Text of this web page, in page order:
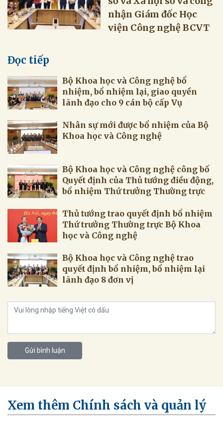
nhận Giám đốc Học
viện Công nghệ BCVT
Đọc tiếp
Bộ Khoa học và Công nghệ bổ
nhiệm, bổ nhiệm lại, giao quyền
lãnh đạo cho 9 cán bộ cấp Vụ
Nhân sự mới được bổ nhiệm của Bộ
Khoa học và Công nghệ
Bộ Khoa học và Công nghệ công bố
Quyết định của Thủ tướng điều động,
bổ nhiệm Thứ trưởng Thường trực
Thủ tướng trao quyết định bổ nhiệm
Thứ trưởng Thường trực Bộ Khoa
học và Công nghệ
Bộ Khoa học và Công nghệ trao
quyết định bổ nhiệm, bổ nhiệm lại
lãnh đạo 8 đơn vị
Gửi bình luận
Xem thêm Chính sách và quản lý